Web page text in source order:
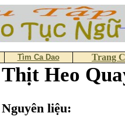
Tìm Ca Dao Trang
Thịt Heo
Nguyên liệu: